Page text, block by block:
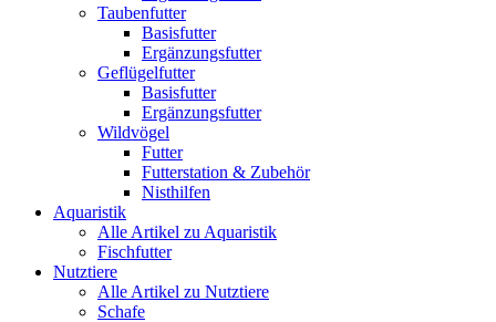
Taubenfutter
Basisfutter
Ergänzungsfutter
Geflügelfutter
Basisfutter
Ergänzungsfutter
Wildvögel
Futter
Futterstation & Zubehör
Nisthilfen
Aquaristik
Alle Artikel zu Aquaristik
Fischfutter
Nutztiere
Alle Artikel zu Nutztiere
Schafe